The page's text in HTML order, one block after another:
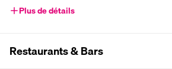
Plus de détails
Restaurants & Bars